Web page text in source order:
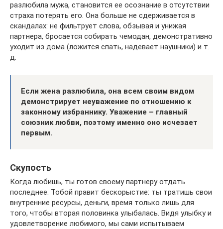
разлюбила мужа, становится ее осознание в отсутствии
страха потерять его. Она больше не сдерживается в
скандалах: не фильтрует слова, обзывая и унижая
партнера, бросается собирать чемодан, демонстративно
уходит из дома (ложится спать, надевает наушники) и т.
д.
Если жена разлюбила, она всем своим видом
демонстрирует неуважение по отношению к
законному избраннику. Уважение – главный
союзник любви, поэтому именно оно исчезает
первым.
Скупость
Когда любишь, ты готов своему партнеру отдать
последнее. Тобой правит бескорыстие: ты тратишь свои
внутренние ресурсы, деньги, время только лишь для
того, чтобы вторая половинка улыбалась. Видя улыбку и
удовлетворение любимого, мы сами испытываем